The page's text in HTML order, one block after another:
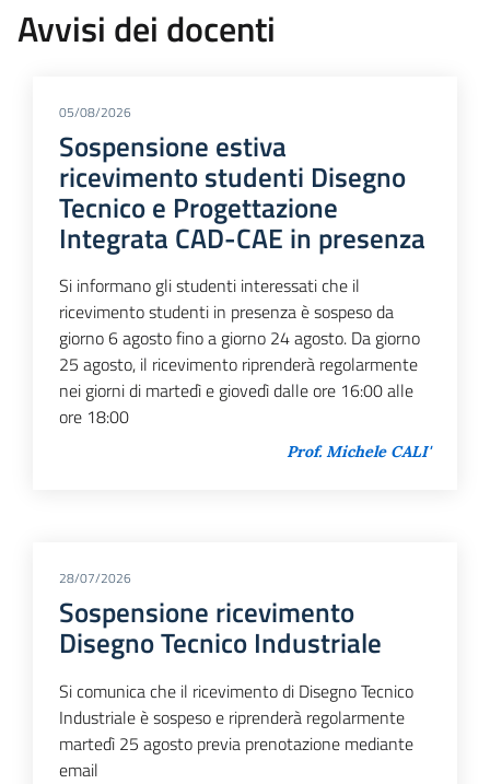
Avvisi dei docenti
05/08/2026
Sospensione estiva
ricevimento studenti Disegno
Tecnico e Progettazione
Integrata CAD-CAE in presenza
Si informano gli studenti interessati che il
ricevimento studenti in presenza è sospeso da
giorno 6 agosto fino a giorno 24 agosto. Da giorno
25 agosto, il ricevimento riprenderà regolarmente
nei giorni di martedì e giovedì dalle ore 16:00 alle
ore 18:00
Prof. Michele CALI'
28/07/2026
Sospensione ricevimento
Disegno Tecnico Industriale
Si comunica che il ricevimento di Disegno Tecnico
Industriale è sospeso e riprenderà regolarmente
martedì 25 agosto previa prenotazione mediante
email